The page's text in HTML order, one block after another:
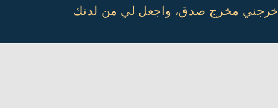
مخرج صدق، واجعل لي من لدنك